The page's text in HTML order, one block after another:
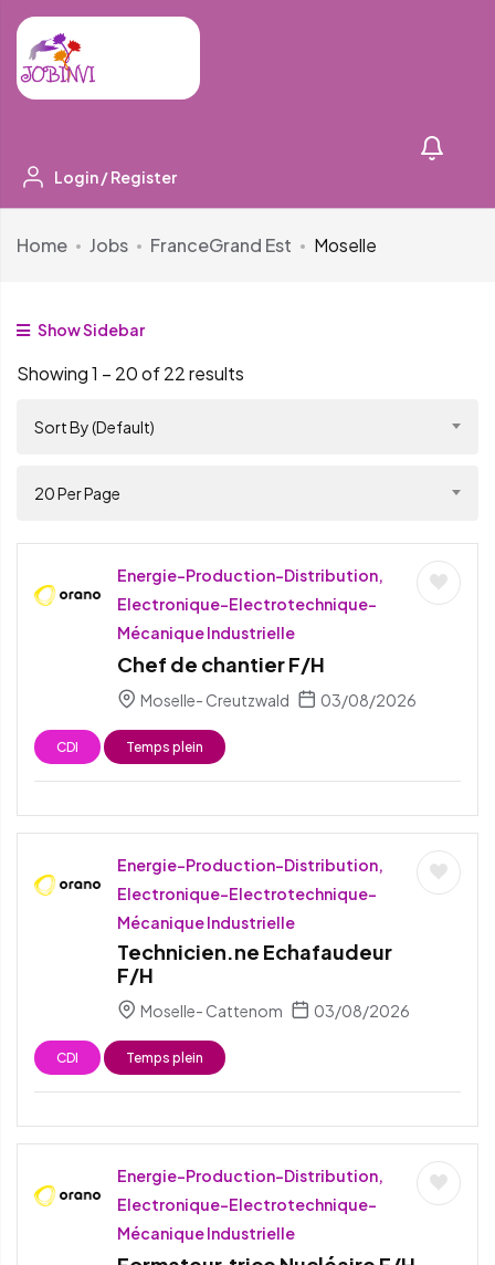
Login /Register
Home Jobs FranceGrand Est Moselle
Show Sidebar
Showing1 – 20of 22 results
Sort By (Default)
20 Per Page
Energie-Production-Distribution,
Electronique-Electrotechnique-
Mécanique Industrielle
Chef de chantier F/H
Moselle- Creutzwald 03/08/2026
CDI Temps plein
Energie-Production-Distribution,
Electronique-Electrotechnique-
Mécanique Industrielle
Technicien.ne Echafaudeur
F/H
Moselle- Cattenom 03/08/2026
CDI Temps plein
Energie-Production-Distribution,
Electronique-Electrotechnique-
Mécanique Industrielle